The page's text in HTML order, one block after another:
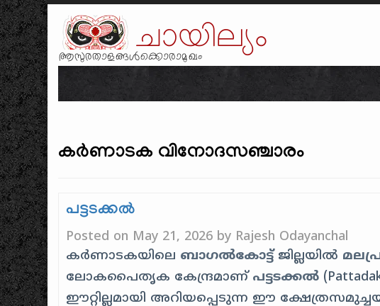
ചായില്യം
ആസുരതാളങ്ങൾക്കൊരാമുഖം
കർണാടക വിനോദസഞ്ചാരം
പട്ടടക്കൽ
Posted on May 21, 2026 by Rajesh Odayanchal
കർണാടകയിലെ ബാഗൽകോട്ട്ജില്ലയിൽ
ലോകപൈതൃക കേന്ദ്രമാണ് പട്ടടക്കൽ (
ഈറ്റില്ലമായി അറിയപ്പെടുന്ന ഈ